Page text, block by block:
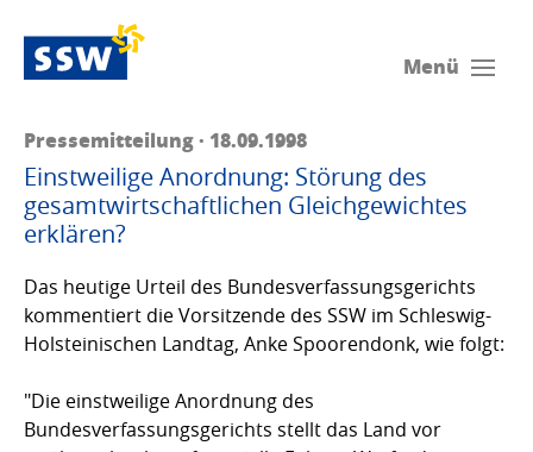
Menü
Pressemitteilung · 18.09.1998
Einstweilige Anordnung: Störung des
gesamtwirtschaftlichen Gleichgewichtes
erklären?
Das heutige Urteil des Bundesverfassungsgerichts
kommentiert die Vorsitzende des SSW im Schleswig-
Holsteinischen Landtag, Anke Spoorendonk, wie folgt:
"Die einstweilige Anordnung des
Bundesverfassungsgerichts stellt das Land vor